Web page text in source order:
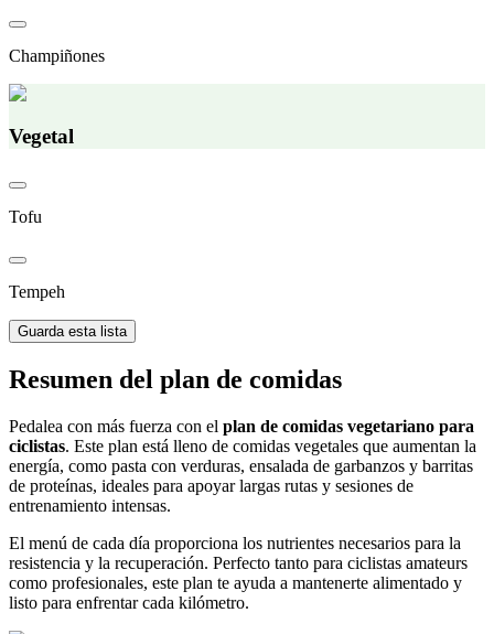
Champiñones
Vegetal
Tofu
Tempeh
Guarda esta lista
Resumen del plan de comidas
Pedalea con más fuerza con el plan de comidas vegetariano para
ciclistas. Este plan está lleno de comidas vegetales que aumentan la
energía, como pasta con verduras, ensalada de garbanzos y barritas
de proteínas, ideales para apoyar largas rutas y sesiones de
entrenamiento intensas.
El menú de cada día proporciona los nutrientes necesarios para la
resistencia y la recuperación. Perfecto tanto para ciclistas amateurs
como profesionales, este plan te ayuda a mantenerte alimentado y
listo para enfrentar cada kilómetro.